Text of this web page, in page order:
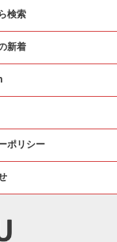
検索
新着
ポリシー